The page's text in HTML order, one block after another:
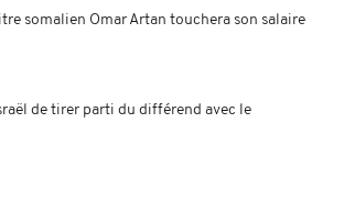
somalien Omar Artan touchera son salaire
de tirer parti du différend avec le